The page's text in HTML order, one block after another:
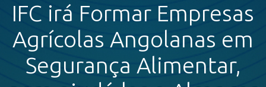
IFC irá Formar Empresas
Agrícolas Angolanas em
Segurança Alimentar,